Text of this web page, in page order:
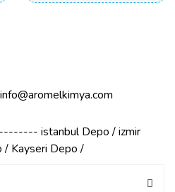
istanbul Depo / izmir
/ Kayseri Depo /